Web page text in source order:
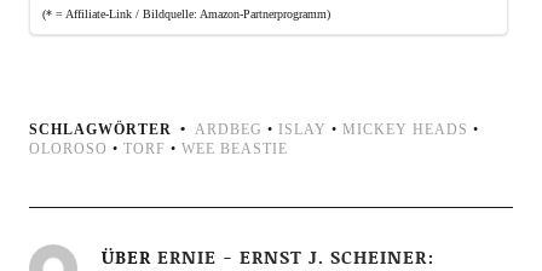
(* = Affi­lia­te-Link / Bild­quel­le: Amazon-Partnerprogramm)
SCHLAGWÖRTER ARDBEG • ISLAY • MICKEY HEADS •
OLOROSO • TORF • WEE BEASTIE
ÜBER ERNIE - ERNST J. SCHEINER